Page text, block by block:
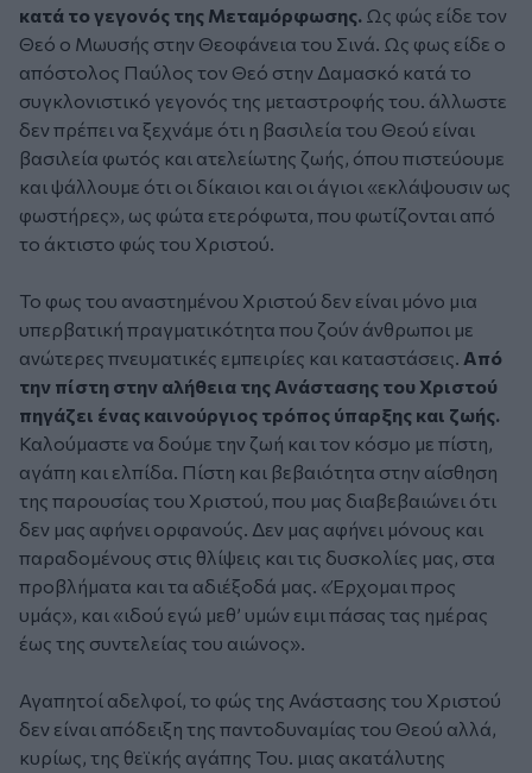
κατά το γεγονός της Μεταμόρφωσης. Ως φώς είδε τον
Θεό ο Μωυσής στην Θεοφάνεια του Σινά. Ως φως είδε ο
απόστολος Παύλος τον Θεό στην Δαμασκό κατά το
συγκλονιστικό γεγονός της μεταστροφής του. άλλωστε
δεν πρέπει να ξεχνάμε ότι η βασιλεία του Θεού είναι
βασιλεία φωτός και ατελείωτης ζωής, όπου πιστεύουμε
και ψάλλουμε ότι οι δίκαιοι και οι άγιοι «εκλάψουσιν ως
φωστήρες», ως φώτα ετερόφωτα, που φωτίζονται από
το άκτιστο φώς του Χριστού.
Το φως του αναστημένου Χριστού δεν είναι μόνο μια
υπερβατική πραγματικότητα που ζούν άνθρωποι με
ανώτερες πνευματικές εμπειρίες και καταστάσεις. Από
την πίστη στην αλήθεια της Ανάστασης του Χριστού
πηγάζει ένας καινούργιος τρόπος ύπαρξης και ζωής.
Καλούμαστε να δούμε την ζωή και τον κόσμο με πίστη,
αγάπη και ελπίδα. Πίστη και βεβαιότητα στην αίσθηση
της παρουσίας του Χριστού, που μας διαβεβαιώνει ότι
δεν μας αφήνει ορφανούς. Δεν μας αφήνει μόνους και
παραδομένους στις θλίψεις και τις δυσκολίες μας, στα
προβλήματα και τα αδιέξοδά μας. «Έρχομαι προς
υμάς», και «ιδού εγώ μεθ’ υμών ειμι πάσας τας ημέρας
έως της συντελείας του αιώνος».
Αγαπητοί αδελφοί, το φώς της Ανάστασης του Χριστού
δεν είναι απόδειξη της παντοδυναμίας του Θεού αλλά,
κυρίως, της θεϊκής αγάπης Του. μιας ακατάλυτης